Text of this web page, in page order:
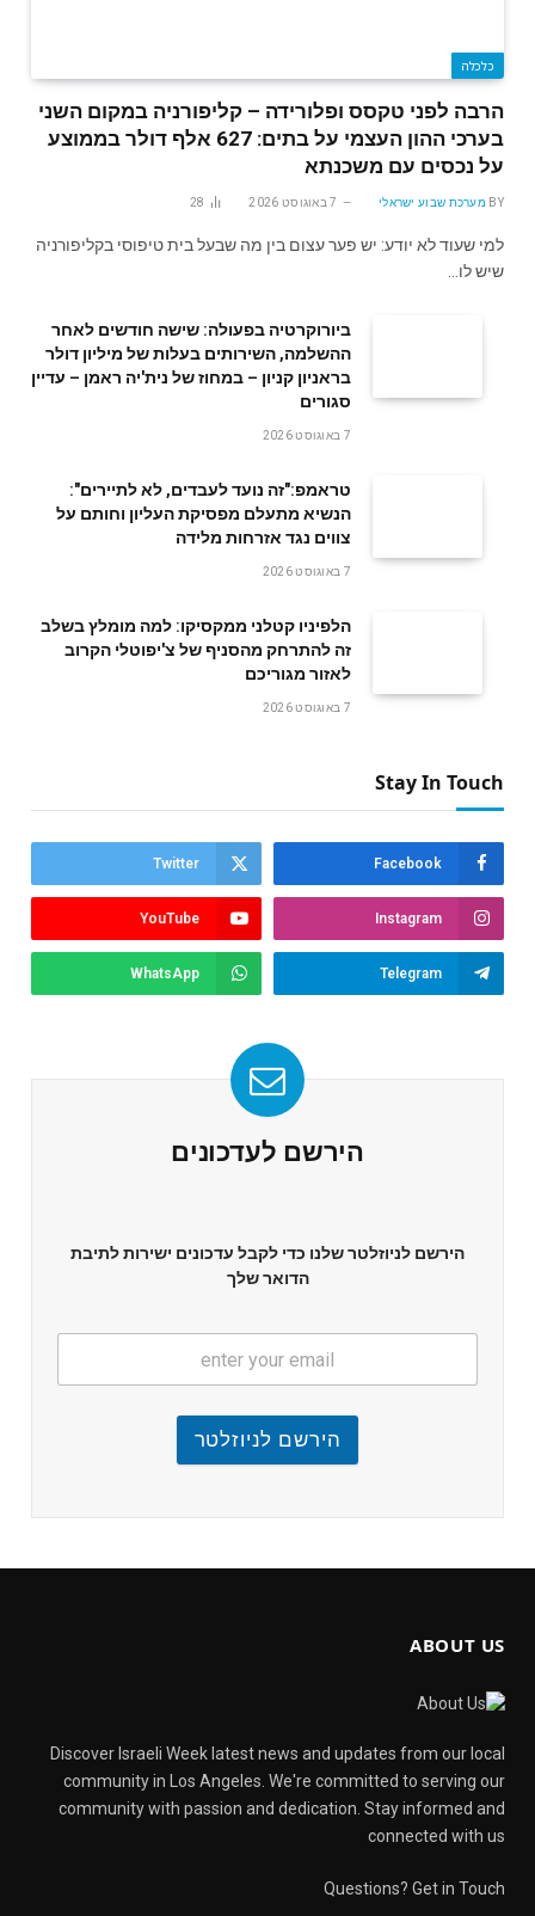
כלכלה
הרבה לפני טקסס ופלורידה – קליפורניה במקום השני
בערכי ההון העצמי על בתים: 627 אלף דולר בממוצע
על נכסים עם משכנתא
BY מערכת שבוע ישראלי 7 באוגוסט 2026 28
למי שעוד לא יודע: יש פער עצום בין מה שבעל בית טיפוסי בקליפורניה
שיש לו…
ביורוקרטיה בפעולה: שישה חודשים לאחר
ההשלמה, השירותים בעלות של מיליון דולר
בראניון קניון – במחוז של נית'יה ראמן – עדיין
סגורים
7 באוגוסט 2026
טראמפ:"זה נועד לעבדים, לא לתיירים":
הנשיא מתעלם מפסיקת העליון וחותם על
צווים נגד אזרחות מלידה
7 באוגוסט 2026
הלפיניו קטלני ממקסיקו: למה מומלץ בשלב
זה להתרחק מהסניף של צ'יפוטלי הקרוב
לאזור מגוריכם
7 באוגוסט 2026
Stay In Touch
Facebook
Twitter
Instagram
YouTube
Telegram
WhatsApp
הירשם לעדכונים
הירשם לניוזלטר שלנו כדי לקבל עדכונים ישירות לתיבת
הדואר שלך
הירשם לניוזלטר
ABOUT US
Discover Israeli Week latest news and updates from our local
community in Los Angeles. We're committed to serving our
community with passion and dedication. Stay informed and
connected with us
Questions? Get in Touch